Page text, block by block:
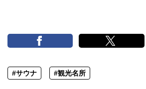
#サウナ #観光名所